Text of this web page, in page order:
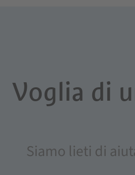
Voglia di
Siamo lieti di